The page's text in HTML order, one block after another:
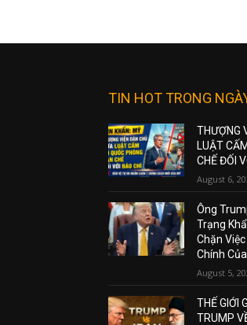
TIN HOT TRONG
THƯỢNG
LUẬT
CHẾ ĐỐI
August 6,
Ông
Trạng
Chặn
Chính
August 5,
THẾ GIỚI
TRUMP